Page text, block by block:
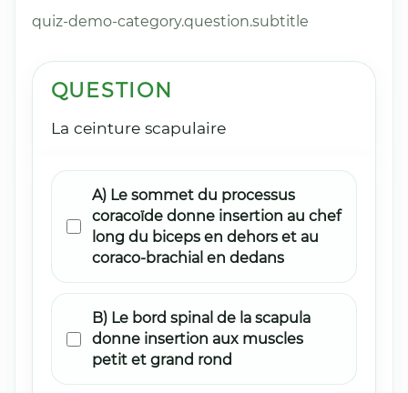
quiz-demo-category.question.subtitle
QUESTION
La ceinture scapulaire
A) Le sommet du processus
coracoïde donne insertion au chef
long du biceps en dehors et au
coraco-brachial en dedans
B) Le bord spinal de la scapula
donne insertion aux muscles
petit et grand rond